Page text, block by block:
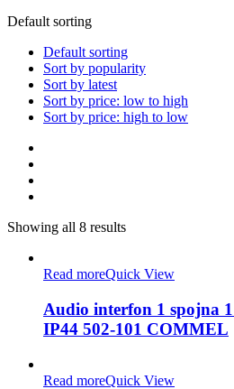
Default sorting
Default sorting
Sort by popularity
Sort by latest
Sort by price: low to high
Sort by price: high to low
Showing all 8 results
Read moreQuick View
Audio interfon 1 spojna
IP44 502-101 COMMEL
Read moreQuick View